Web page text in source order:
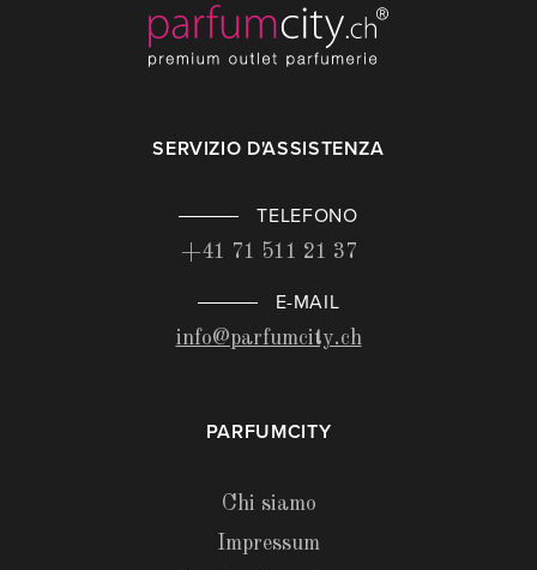
SERVIZIO D'ASSISTENZA
TELEFONO
+41 71 511 21 37
E-MAIL
info@parfumcity.ch
PARFUMCITY
Chi siamo
Impressum